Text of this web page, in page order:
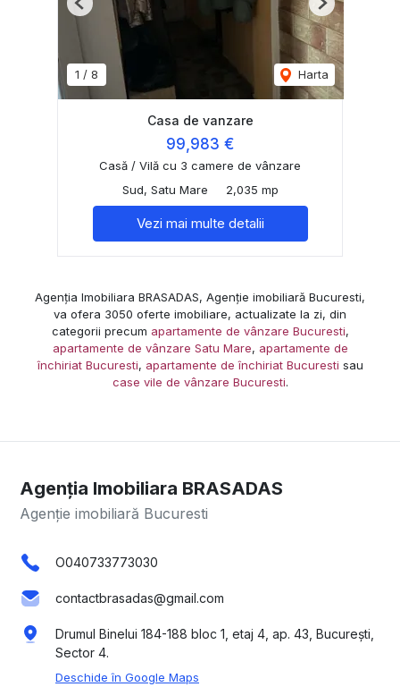
1 / 8 Harta
Previous Next
Casa de vanzare
99,983 €
Casă / Vilă cu 3 camere de vânzare
Sud, Satu Mare
2,035 mp
Vezi mai multe detalii
Agenția Imobiliara BRASADAS, Agenție imobiliară Bucuresti,
va ofera 3050 oferte imobiliare, actualizate la zi, din
categorii precum apartamente de vânzare Bucuresti,
apartamente de vânzare Satu Mare, apartamente de
închiriat Bucuresti, apartamente de închiriat Bucuresti sau
case vile de vânzare Bucuresti.
Agenția Imobiliara BRASADAS
Agenție imobiliară Bucuresti
O040733773030
contactbrasadas@gmail.com
Drumul Binelui 184-188 bloc 1, etaj 4, ap. 43, București,
Sector 4.
Deschide în Google Maps